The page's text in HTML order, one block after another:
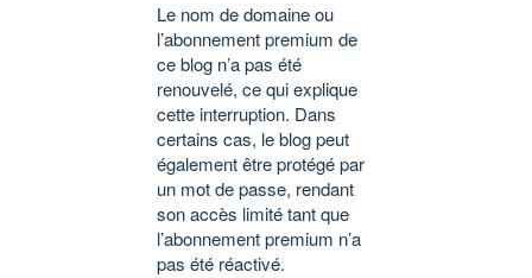
Le nom de domaine ou
l’abonnement premium de
ce blog n’a pas été
renouvelé, ce qui explique
cette interruption. Dans
certains cas, le blog peut
également être protégé par
un mot de passe, rendant
son accès limité tant que
l’abonnement premium n’a
pas été réactivé.